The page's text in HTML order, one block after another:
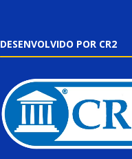
DESENVOLVIDO POR CR2